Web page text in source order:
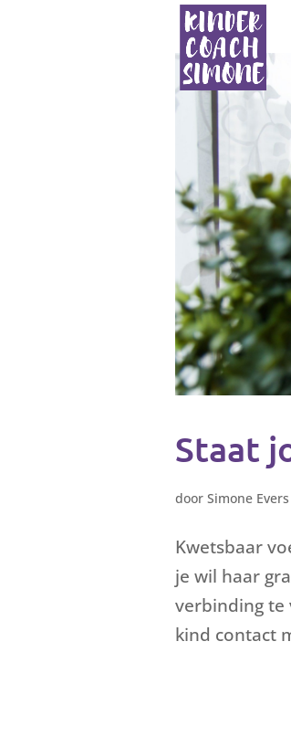
Staat
door Simone Evers
Kwetsbaar
je wil haar
verbinding te
kind contact